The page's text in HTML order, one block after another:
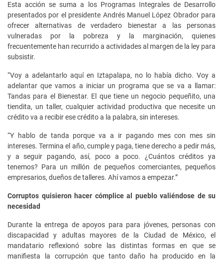
Esta acción se suma a los Programas Integrales de Desarrollo
presentados por el presidente Andrés Manuel López Obrador para
ofrecer alternativas de verdadero bienestar a las personas
vulneradas por la pobreza y la marginación, quienes
frecuentemente han recurrido a actividades al margen de la ley para
subsistir.
“Voy a adelantarlo aquí en Iztapalapa, no lo había dicho. Voy a
adelantar que vamos a iniciar un programa que se va a llamar:
Tandas para el Bienestar. El que tiene un negocio pequeñito, una
tiendita, un taller, cualquier actividad productiva que necesite un
crédito va a recibir ese crédito a la palabra, sin intereses.
“Y hablo de tanda porque va a ir pagando mes con mes sin
intereses. Termina el año, cumple y paga, tiene derecho a pedir más,
y a seguir pagando, así, poco a poco. ¿Cuántos créditos ya
tenemos? Para un millón de pequeños comerciantes, pequeños
empresarios, dueños de talleres. Ahí vamos a empezar.”
Corruptos quisieron hacer cómplice al pueblo valiéndose de su
necesidad
Durante la entrega de apoyos para para jóvenes, personas con
discapacidad y adultas mayores de la Ciudad de México, el
mandatario reflexionó sobre las distintas formas en que se
manifiesta la corrupción que tanto daño ha producido en la